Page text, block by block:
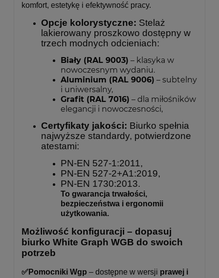
komfort, estetykę i efektywność pracy.
Opcje kolorystyczne: Stelaż
lakierowany proszkowo dostępny w
trzech modnych odcieniach:
Biały (RAL 9003) – klasyka w
nowoczesnym wydaniu.
Aluminium (RAL 9006) – subtelny
i uniwersalny,
Grafit (RAL 7016) – dla miłośników
elegancji i nowoczesności,
Certyfikaty jakości: Biurko spełnia
najwyższe standardy, potwierdzone
atestami:
PN-EN 527-1:2011,
PN-EN 527-2+A1:2019,
PN-EN 1730:2013.
To gwarancja trwałości,
bezpieczeństwa i ergonomii
użytkowania.
Możliwość konfiguracji – dopasuj
biurko White Graph WGB do swoich
potrzeb
✅Pomocniki Wgp – dostępne w wersji prawej i